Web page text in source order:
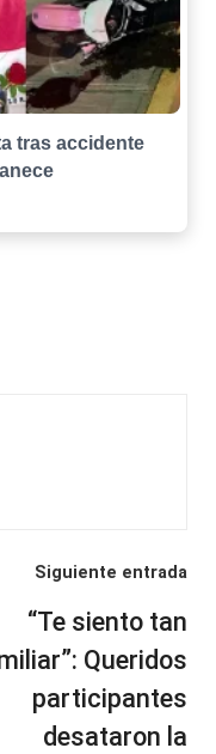
tras accidente
Siguiente entrada
“Te siento tan
Queridos
participantes
desataron la